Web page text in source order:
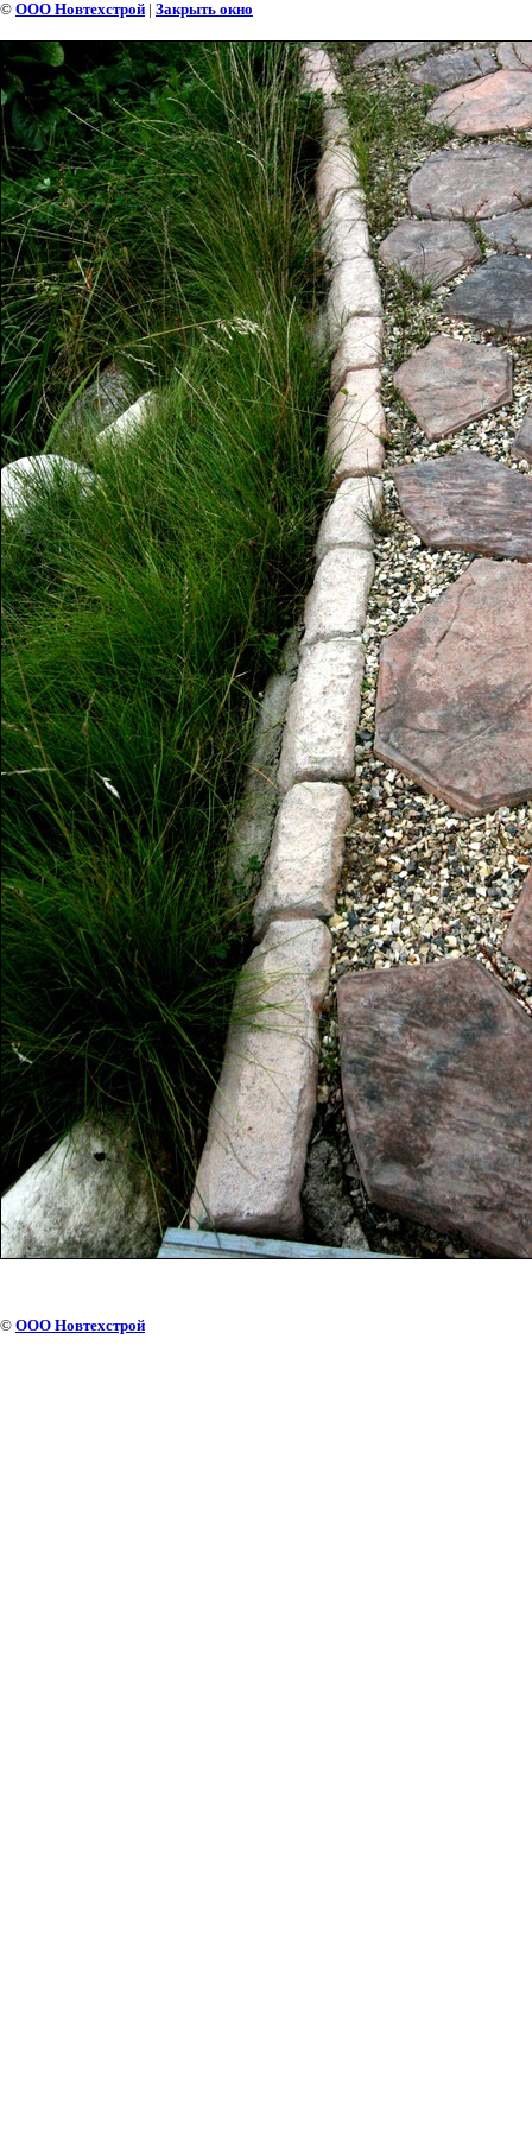
© ООО Новтехстрой | Закрыть окно
© ООО Новтехстрой